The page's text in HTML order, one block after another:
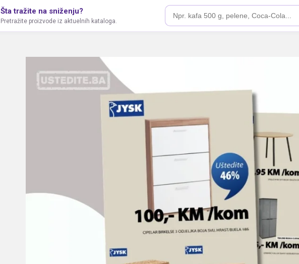
Šta tražite na sniženju?
Pretražite proizvode iz aktuelnih kataloga.